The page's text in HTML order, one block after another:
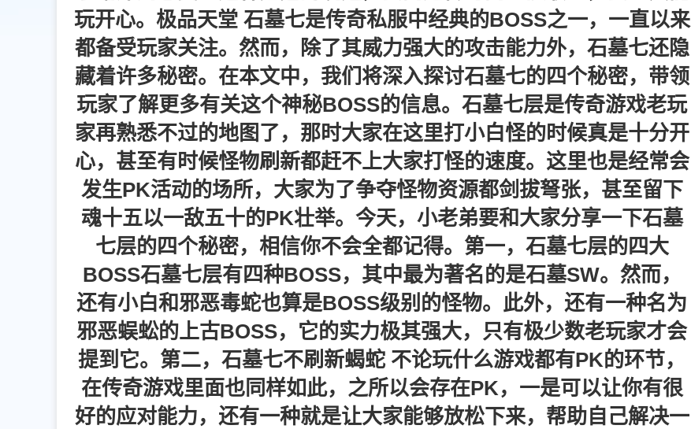
玩开心。极品天堂 石墓七是传奇私服中经典的BOSS之一，一直以来
都备受玩家关注。然而，除了其威力强大的攻击能力外，石墓七还隐
藏着许多秘密。在本文中，我们将深入探讨石墓七的四个秘密，带领
玩家了解更多有关这个神秘BOSS的信息。石墓七层是传奇游戏老玩
家再熟悉不过的地图了，那时大家在这里打小白怪的时候真是十分开
心，甚至有时候怪物刷新都赶不上大家打怪的速度。这里也是经常会
发生PK活动的场所，大家为了争夺怪物资源都剑拔弩张，甚至留下
魂十五以一敌五十的PK壮举。今天，小老弟要和大家分享一下石墓
七层的四个秘密，相信你不会全都记得。第一，石墓七层的四大
BOSS石墓七层有四种BOSS，其中最为著名的是石墓SW。然而，
还有小白和邪恶毒蛇也算是BOSS级别的怪物。此外，还有一种名为
邪恶蜈蚣的上古BOSS，它的实力极其强大，只有极少数老玩家才会
提到它。第二，石墓七不刷新蝎蛇 不论玩什么游戏都有PK的环节，
在传奇游戏里面也同样如此，之所以会存在PK，一是可以让你有很
好的应对能力，还有一种就是让大家能够放松下来，帮助自己解决一